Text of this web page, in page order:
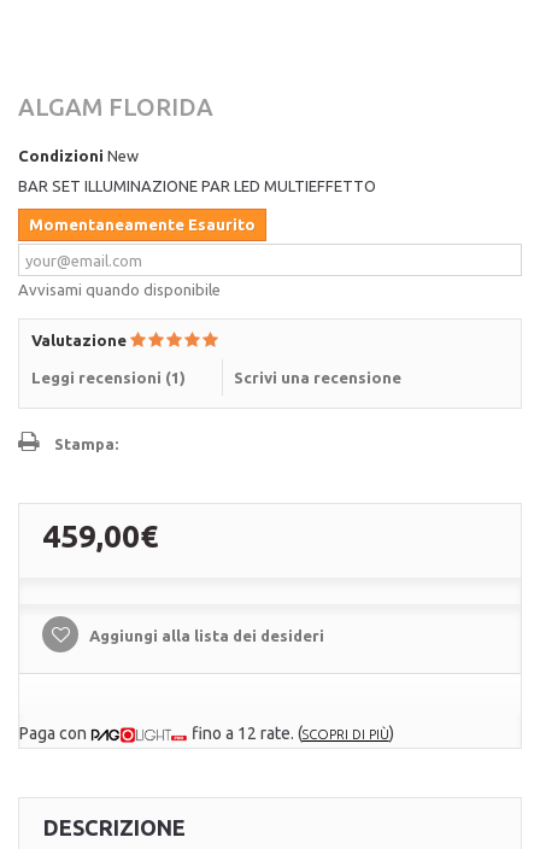
ALGAM FLORIDA
Condizioni New
BAR SET ILLUMINAZIONE PAR LED MULTIEFFETTO
Momentaneamente Esaurito
Avvisami quando disponibile
Valutazione
Leggi recensioni (1) Scrivi una recensione
Stampa:
459,00€
Aggiungi alla lista dei desideri
Paga con fino a 12 rate. (SCOPRI DI PIÙ)
DESCRIZIONE